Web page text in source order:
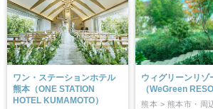
ワン・ステーションホテル
熊本（ONE STATION
HOTEL KUMAMOTO）
ウィグリーンリゾ
（WeGreen
熊本 > 熊本市・周